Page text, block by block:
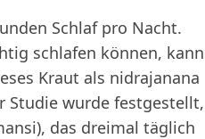
Schlaf pro Nacht.
schlafen können, kann
Kraut als nidrajanana
Studie wurde festgestellt,
das dreimal täglich